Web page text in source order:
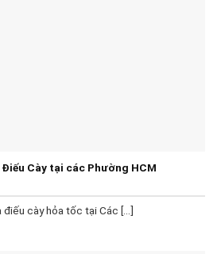
Cày tại các Phường HCM
cày hỏa tốc tại Các [...]